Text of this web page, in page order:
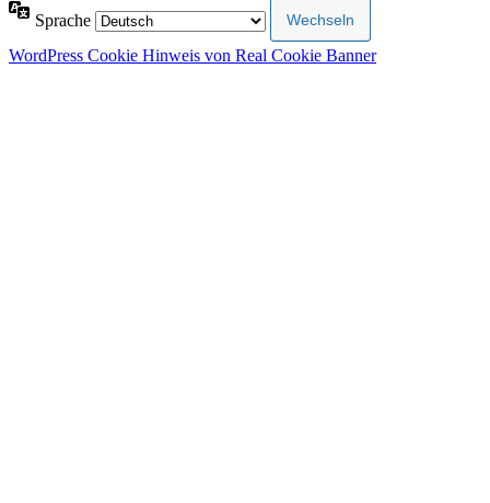
Sprache
WordPress Cookie Hinweis von Real Cookie Banner